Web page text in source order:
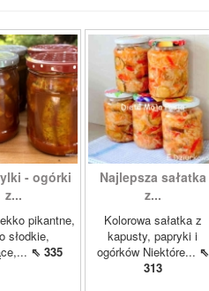
- ogórki
z...
pikantne,
słodkie,
⇖ 335
Najlepsza sałatka
z...
Kolorowa sałatka z
kapusty, papryki i
ogórków Niektóre... ⇖
313